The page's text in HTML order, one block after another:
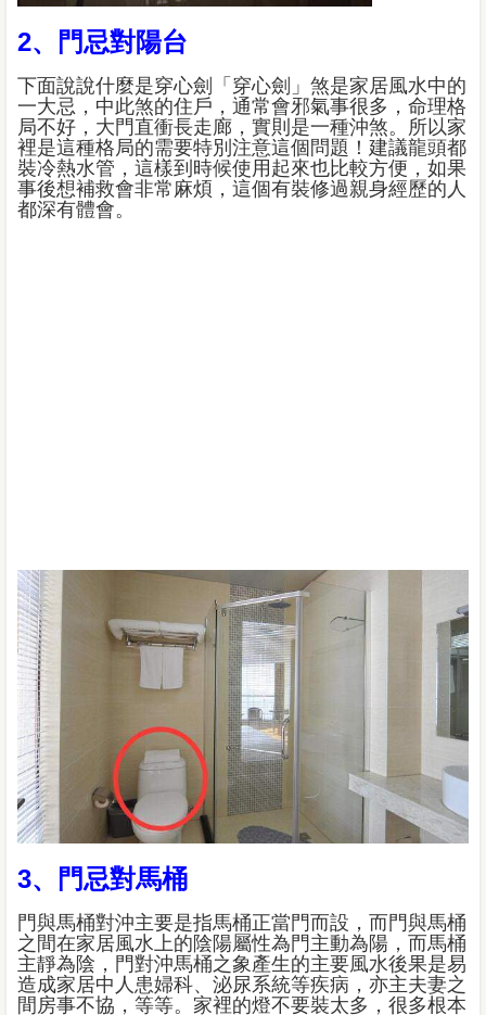
2、門忌對陽台
下面說說什麼是穿心劍「穿心劍」煞是家居風水中的
一大忌，中此煞的住戶，通常會邪氣事很多，命理格
局不好，大門直衝長走廊，實則是一種沖煞。所以家
裡是這種格局的需要特別注意這個問題！建議龍頭都
裝冷熱水管，這樣到時候使用起來也比較方便，如果
事後想補救會非常麻煩，這個有裝修過親身經歷的人
都深有體會。
3、門忌對馬桶
門與馬桶對沖主要是指馬桶正當門而設，而門與馬桶
之間在家居風水上的陰陽屬性為門主動為陽，而馬桶
主靜為陰，門對沖馬桶之象產生的主要風水後果是易
造成家居中人患婦科、泌尿系統等疾病，亦主夫妻之
間房事不協，等等。家裡的燈不要裝太多，很多根本